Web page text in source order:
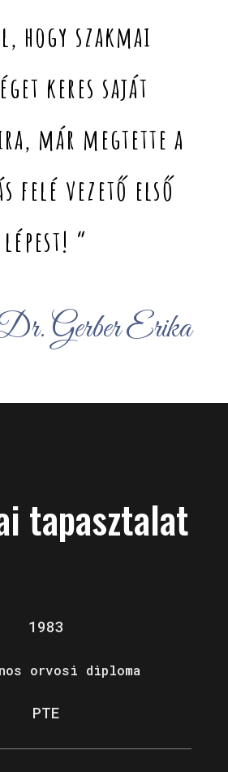
hogy szakmai
keres saját
már megtette a
felé vezető első
lépest! “
Gerber Erika
tapasztalat
1983
orvosi diploma
PTE